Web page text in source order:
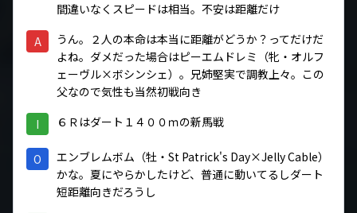
間違いなくスピードは相当。不安は距離だけ
A
うん。２人の本命は本当に距離がどうか？ってだけだ
よね。ダメだった場合はピーエムドレミ（牝・オルフ
ェーヴル×ボシンシェ）。兄姉堅実で調教上々。この
父なので気性も当然初戦向き
I ６Ｒはダート１４００ｍの新馬戦
O
エンブレムボム（牡・St Patrick's Day×Jelly Cable）
かな。夏にやらかしたけど、普通に動いてるしダート
短距離向きだろうし